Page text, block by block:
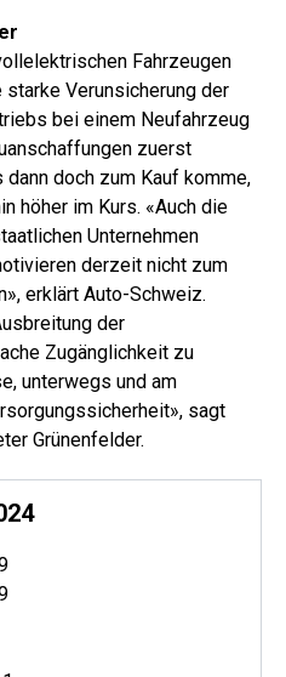
Fahrzeugen
Verunsicherung der
bei einem Neufahrzeug
zuerst
doch zum Kauf komme,
höher im Kurs. «Auch die
Unternehmen
derzeit nicht zum
erklärt Auto-Schweiz.
der
Zugänglichkeit zu
unterwegs und am
sagt
Grünenfelder.